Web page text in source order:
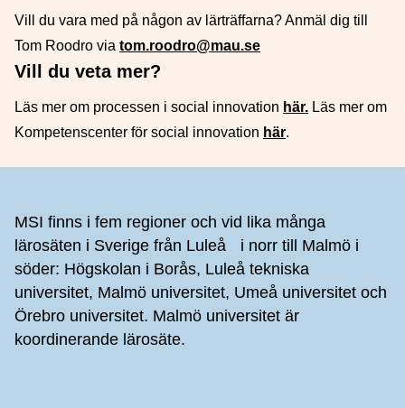
Vill du vara med på någon av lärträffarna? Anmäl dig till
Tom Roodro via tom.roodro@mau.se
Vill du veta mer?
Läs mer om processen i social innovation här. Läs mer om
Kompetenscenter för social innovation här.
MSI finns i fem regioner och vid lika många
lärosäten i Sverige från Luleå i norr till Malmö i
söder: Högskolan i Borås, Luleå tekniska
universitet, Malmö universitet, Umeå universitet och
Örebro universitet. Malmö universitet är
koordinerande lärosäte.